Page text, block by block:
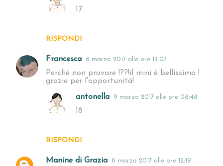
RISPONDI
17
Francesca 8 marzo 2017 alle ore 12:07
Perchè non provare !??!il mini è bellissimo !
grazie per l'opportunità!
RISPONDI
antonella 9 marzo 2017 alle ore 08:48
18
Manine di Grazia 8 marzo 2017 alle ore 12:19